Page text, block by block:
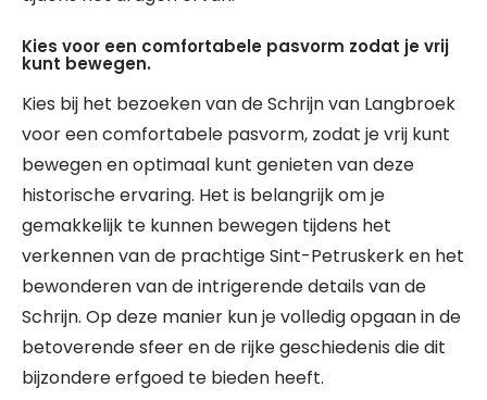
Kies voor een comfortabele pasvorm zodat je vrij
kunt bewegen.
Kies bij het bezoeken van de Schrijn van Langbroek
voor een comfortabele pasvorm, zodat je vrij kunt
bewegen en optimaal kunt genieten van deze
historische ervaring. Het is belangrijk om je
gemakkelijk te kunnen bewegen tijdens het
verkennen van de prachtige Sint-Petruskerk en het
bewonderen van de intrigerende details van de
Schrijn. Op deze manier kun je volledig opgaan in de
betoverende sfeer en de rijke geschiedenis die dit
bijzondere erfgoed te bieden heeft.